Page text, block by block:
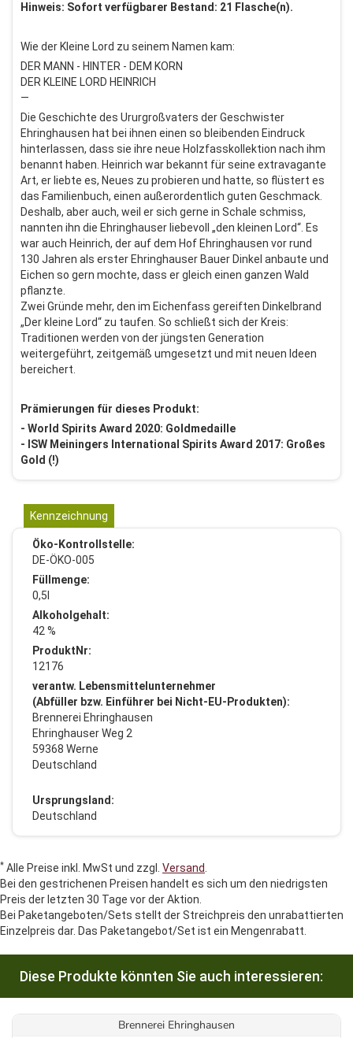
Hinweis: Sofort verfügbarer Bestand: 21 Flasche(n).
Wie der Kleine Lord zu seinem Namen kam:
DER MANN - HINTER - DEM KORN
DER KLEINE LORD HEINRICH
—
Die Geschichte des Ururgroßvaters der Geschwister
Ehringhausen hat bei ihnen einen so bleibenden Eindruck
hinterlassen, dass sie ihre neue Holzfasskollektion nach ihm
benannt haben. Heinrich war bekannt für seine extravagante
Art, er liebte es, Neues zu probieren und hatte, so flüstert es
das Familienbuch, einen außerordentlich guten Geschmack.
Deshalb, aber auch, weil er sich gerne in Schale schmiss,
nannten ihn die Ehringhauser liebevoll „den kleinen Lord“. Es
war auch Heinrich, der auf dem Hof Ehringhausen vor rund
130 Jahren als erster Ehringhauser Bauer Dinkel anbaute und
Eichen so gern mochte, dass er gleich einen ganzen Wald
pflanzte.
Zwei Gründe mehr, den im Eichenfass gereiften Dinkelbrand
„Der kleine Lord“ zu taufen. So schließt sich der Kreis:
Traditionen werden von der jüngsten Generation
weitergeführt, zeitgemäß umgesetzt und mit neuen Ideen
bereichert.
Prämierungen für dieses Produkt:
- World Spirits Award 2020: Goldmedaille
- ISW Meiningers International Spirits Award 2017: Großes
Gold (!)
Kennzeichnung
Öko-Kontrollstelle:
DE-ÖKO-005
Füllmenge:
0,5l
Alkoholgehalt:
42 %
ProduktNr:
12176
verantw. Lebensmittelunternehmer
(Abfüller bzw. Einführer bei Nicht-EU-Produkten):
Brennerei Ehringhausen
Ehringhauser Weg 2
59368 Werne
Deutschland
Ursprungsland:
Deutschland
* Alle Preise inkl. MwSt und zzgl. Versand
Bei den gestrichenen Preisen handelt es sich um den niedrigsten
Preis der letzten 30 Tage vor der Aktion.
Bei Paketangeboten/Sets stellt der Streichpreis den unrabattierten
Einzelpreis dar. Das Paketangebot/Set ist ein Mengenrabatt.
Diese Produkte könnten Sie auch interessieren:
Brennerei Ehringhausen